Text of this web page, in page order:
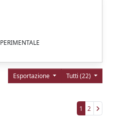
Tutti (22)
Esportazione
1 2